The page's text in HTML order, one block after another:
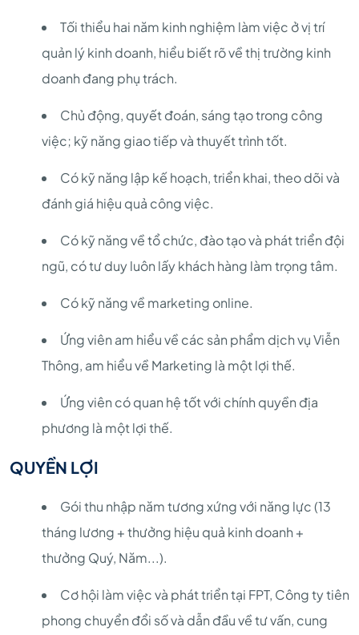
Tối thiểu hai năm kinh nghiệm làm việc ở vị trí
quản lý kinh doanh, hiểu biết rõ về thị trường kinh
doanh đang phụ trách.
Chủ động, quyết đoán, sáng tạo trong công
việc; kỹ năng giao tiếp và thuyết trình tốt.
Có kỹ năng lập kế hoạch, triển khai, theo dõi và
đánh giá hiệu quả công việc.
Có kỹ năng về tổ chức, đào tạo và phát triển đội
ngũ, có tư duy luôn lấy khách hàng làm trọng tâm.
Có kỹ năng về marketing online.
Ứng viên am hiểu về các sản phẩm dịch vụ Viễn
Thông, am hiểu về Marketing là một lợi thế.
Ứng viên có quan hệ tốt với chính quyền địa
phương là một lợi thế.
QUYỀN LỢI
Gói thu nhập năm tương xứng với năng lực (13
tháng lương + thưởng hiệu quả kinh doanh +
thưởng Quý, Năm...).
Cơ hội làm việc và phát triển tại FPT, Công ty tiên
phong chuyển đổi số và dẫn đầu về tư vấn, cung